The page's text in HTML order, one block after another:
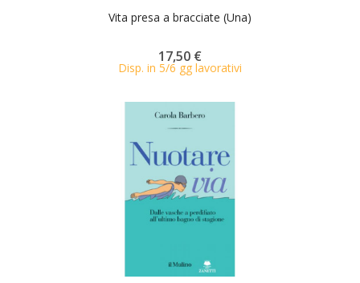
Vita presa a bracciate (Una)
17,50 €
Disp. in 5/6 gg lavorativi